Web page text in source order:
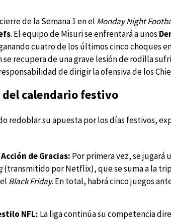
de la Semana 1 en el Monday Night
. El equipo de Misuri se enfrentará a unos
cuatro de los últimos cinco choques
se recupera de una grave lesión de rodilla
de dirigir la ofensiva de los
del calendario festivo
redoblar su apuesta por los días festivos,
de Gracias: Por primera vez, se jugará
(transmitido por Netflix), que se suma a la
Black Friday. En total, habrá cinco juegos
NFL: La liga continúa su competencia